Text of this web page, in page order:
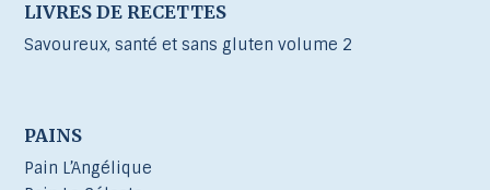
LIVRES DE RECETTES
Savoureux, santé et sans gluten volume 2
PAINS
Pain L’Angélique